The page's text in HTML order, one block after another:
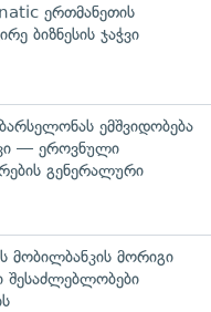
ერთმანეთის
ბიზნესის ჯაჭვი
ემშვიდობება
— ეროვნული
გენერალური
მობილბანკის მორიგი